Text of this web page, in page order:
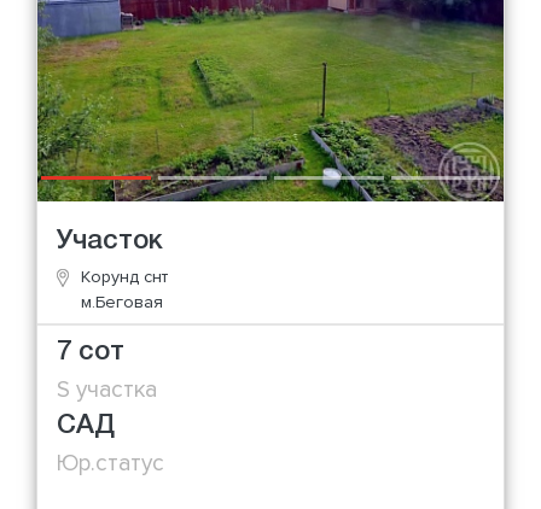
Участок
Корунд снт
м.Беговая
7 сот
S участка
САД
Юр.статус